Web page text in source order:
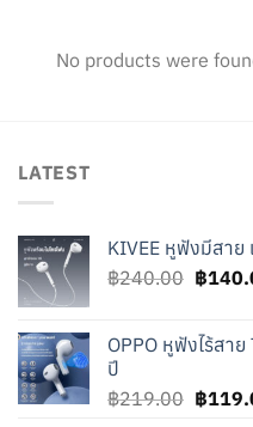
No products were
LATEST
KIVEE หูฟังมีสาย
฿240.00
฿
฿
OPPO หูฟังไร้สา
ปี
฿219.00 ฿